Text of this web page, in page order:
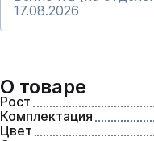
17.08.2026
О товаре
Рост
Комплектация
Цвет